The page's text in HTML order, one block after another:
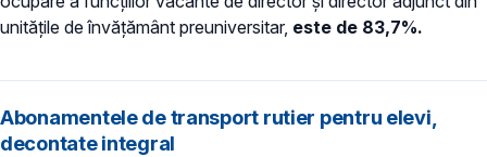
unitățile de învățământ preuniversitar, este de 83,7%.
Abonamentele de transport rutier pentru elevi,
decontate integral